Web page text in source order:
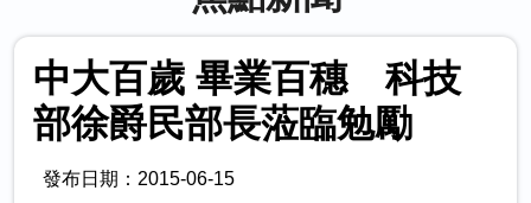
中大百歲 畢業百穗 科技
部徐爵民部長蒞臨勉勵
發布日期：2015-06-15